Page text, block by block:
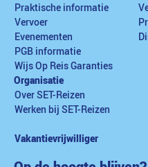
Praktische informatie
Vervoer
Evenementen
PGB informatie
Wijs Op Reis Garanties
Organisatie
Over SET-Reizen
Werken bij SET-Reizen
Vakantievrijwilliger